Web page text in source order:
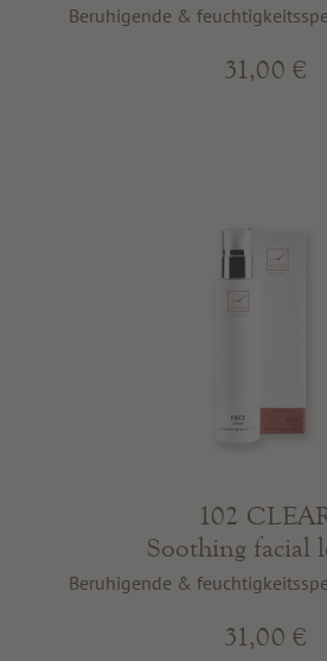
Beruhigende &
31,00 €
102
Soothing facial
Beruhigende &
31,00 €